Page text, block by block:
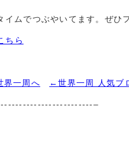
ムでつぶやいてます。ぜひ
ちら
←世界一周 人気ブ
–